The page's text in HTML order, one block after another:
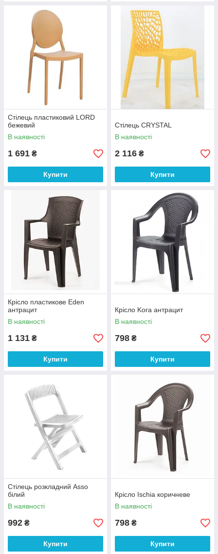
Стілець пластиковий LORD
бежевий
В наявності
1 691 ₴
Купити
Стілець CRYSTAL
В наявності
2 116 ₴
Купити
Крісло пластикове Eden
антрацит
В наявності
1 131 ₴
Купити
Крісло Kora антрацит
В наявності
798 ₴
Купити
Стілець розкладний Asso
білий
В наявності
992 ₴
Купити
Крісло Ischia коричневе
В наявності
798 ₴
Купити